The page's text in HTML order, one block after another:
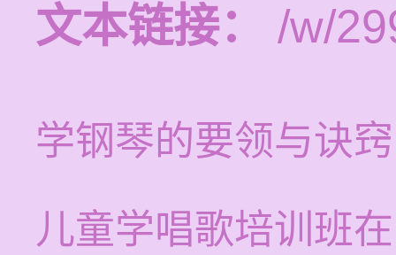
文本链接：
/w/
学钢琴的要领与诀窍
儿童学唱歌培训班